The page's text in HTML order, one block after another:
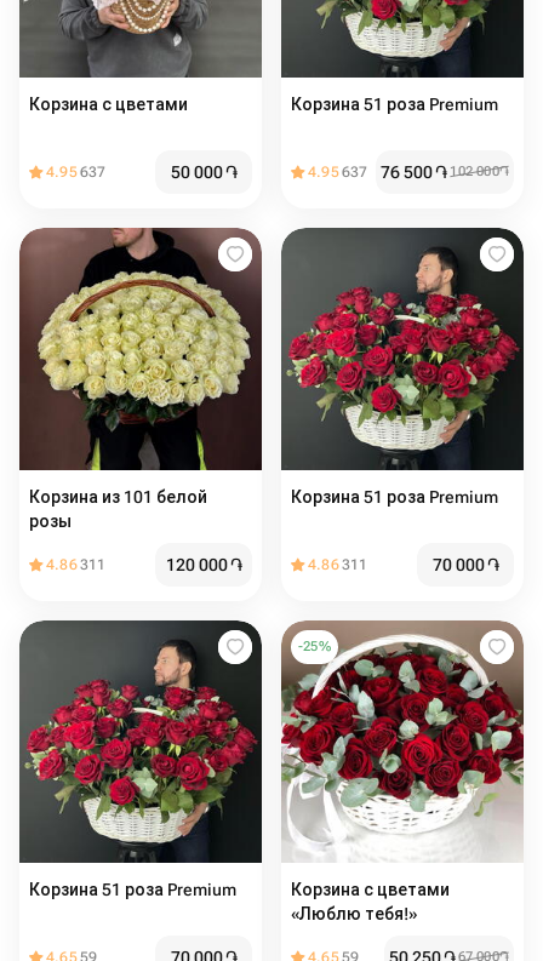
Корзина с цветами ️️️
4.95637 50 000֏
Корзина 51 роза Premium
4.95637 76 500֏ 102 000֏
Корзина из 101 белой
розы
4.86311 120 000֏
Корзина 51 роза Premium
4.86311 70 000֏
Корзина 51 роза Premium
4.6559
-25%
Корзина с цветами
«Люблю тебя!»
4.6559 67 000֏